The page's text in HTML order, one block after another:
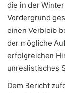
die in der
Vordergrund
einen Verbleib
der mögliche
erfolgreichen
unrealistisches
Dem Bericht